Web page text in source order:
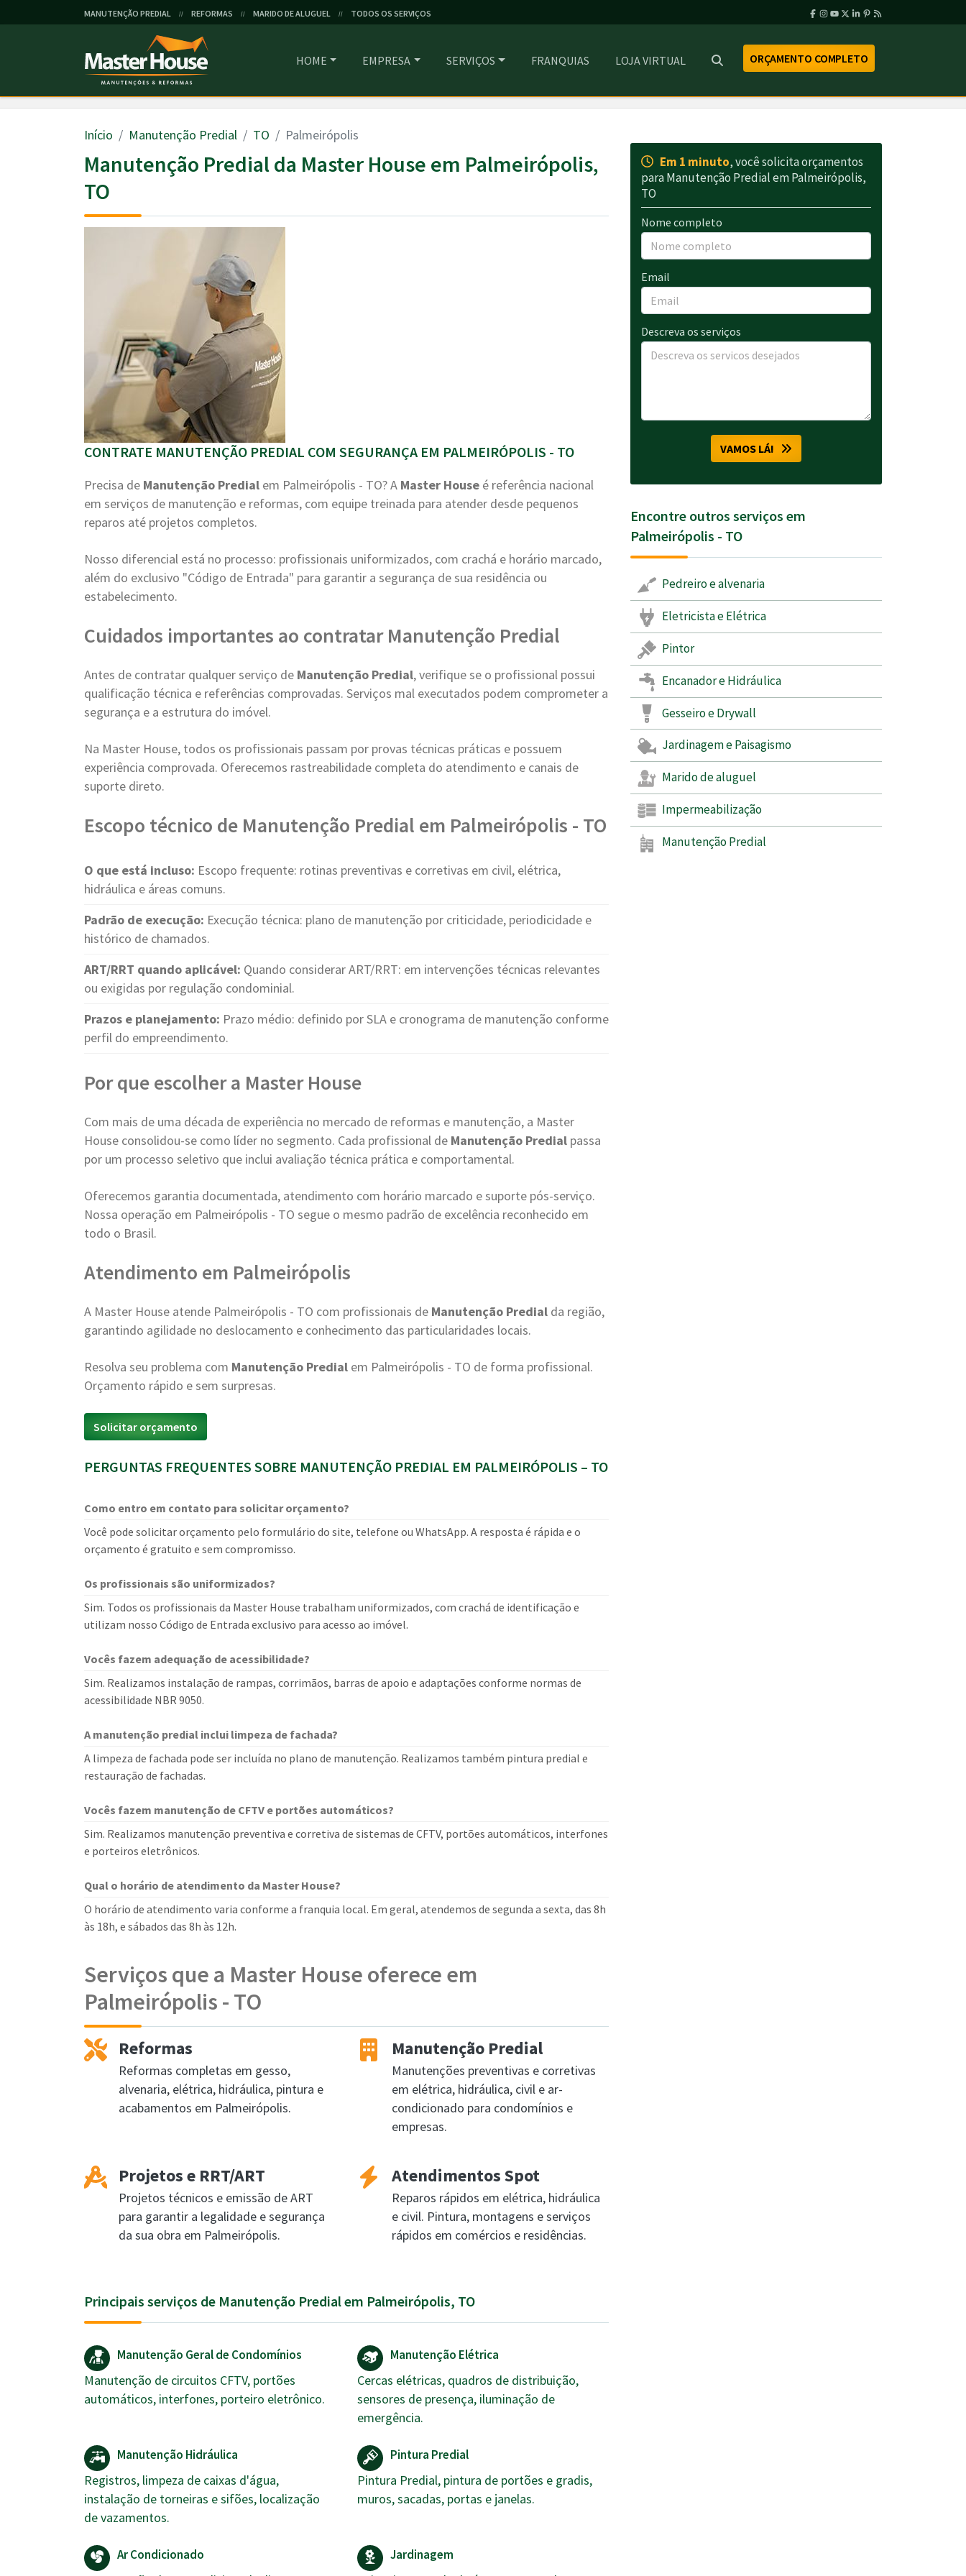
MANUTENÇÃO PREDIAL // REFORMAS // MARIDO DE ALUGUEL // TODOS OS SERVIÇOS
HOME EMPRESA SERVIÇOS FRANQUIAS LOJA VIRTUAL ORÇAMENTO COMPLETO
Início Manutenção Predial TO Palmeirópolis
Manutenção Predial da Master House em Palmeirópolis,
TO
CONTRATE MANUTENÇÃO PREDIAL COM SEGURANÇA EM PALMEIRÓPOLIS - TO
Precisa de Manutenção Predial em Palmeirópolis - TO? A Master House é referência nacional
em serviços de manutenção e reformas, com equipe treinada para atender desde pequenos
reparos até projetos completos.
Nosso diferencial está no processo: profissionais uniformizados, com crachá e horário marcado,
além do exclusivo "Código de Entrada" para garantir a segurança de sua residência ou
estabelecimento.
Cuidados importantes ao contratar Manutenção Predial
Antes de contratar qualquer serviço de Manutenção Predial, verifique se o profissional possui
qualificação técnica e referências comprovadas. Serviços mal executados podem comprometer a
segurança e a estrutura do imóvel.
Na Master House, todos os profissionais passam por provas técnicas práticas e possuem
experiência comprovada. Oferecemos rastreabilidade completa do atendimento e canais de
suporte direto.
Escopo técnico de Manutenção Predial em Palmeirópolis - TO
O que está incluso: Escopo frequente: rotinas preventivas e corretivas em civil, elétrica,
hidráulica e áreas comuns.
Padrão de execução: Execução técnica: plano de manutenção por criticidade, periodicidade e
histórico de chamados.
ART/RRT quando aplicável: Quando considerar ART/RRT: em intervenções técnicas relevantes
ou exigidas por regulação condominial.
Prazos e planejamento: Prazo médio: definido por SLA e cronograma de manutenção conforme
perfil do empreendimento.
Por que escolher a Master House
Com mais de uma década de experiência no mercado de reformas e manutenção, a Master
House consolidou-se como líder no segmento. Cada profissional de Manutenção Predial passa
por um processo seletivo que inclui avaliação técnica prática e comportamental.
Oferecemos garantia documentada, atendimento com horário marcado e suporte pós-serviço.
Nossa operação em Palmeirópolis - TO segue o mesmo padrão de excelência reconhecido em
todo o Brasil.
Atendimento em Palmeirópolis
A Master House atende Palmeirópolis - TO com profissionais de Manutenção Predial da região,
garantindo agilidade no deslocamento e conhecimento das particularidades locais.
Resolva seu problema com Manutenção Predial em Palmeirópolis - TO de forma profissional.
Orçamento rápido e sem surpresas.
Solicitar orçamento
PERGUNTAS FREQUENTES SOBRE MANUTENÇÃO PREDIAL EM PALMEIRÓPOLIS – TO
Como entro em contato para solicitar orçamento?
Você pode solicitar orçamento pelo formulário do site, telefone ou WhatsApp. A resposta é rápida e o
orçamento é gratuito e sem compromisso.
Os profissionais são uniformizados?
Sim. Todos os profissionais da Master House trabalham uniformizados, com crachá de identificação e
utilizam nosso Código de Entrada exclusivo para acesso ao imóvel.
Vocês fazem adequação de acessibilidade?
Sim. Realizamos instalação de rampas, corrimãos, barras de apoio e adaptações conforme normas de
acessibilidade NBR 9050.
A manutenção predial inclui limpeza de fachada?
A limpeza de fachada pode ser incluída no plano de manutenção. Realizamos também pintura predial e
restauração de fachadas.
Vocês fazem manutenção de CFTV e portões automáticos?
Sim. Realizamos manutenção preventiva e corretiva de sistemas de CFTV, portões automáticos, interfones
e porteiros eletrônicos.
Qual o horário de atendimento da Master House?
O horário de atendimento varia conforme a franquia local. Em geral, atendemos de segunda a sexta, das 8h
às 18h, e sábados das 8h às 12h.
Serviços que a Master House oferece em
Palmeirópolis - TO
Reformas
Reformas completas em gesso,
alvenaria, elétrica, hidráulica, pintura e
acabamentos em Palmeirópolis.
Manutenção Predial
Manutenções preventivas e corretivas
em elétrica, hidráulica, civil e ar-
condicionado para condomínios e
empresas.
Projetos e RRT/ART
Projetos técnicos e emissão de ART
para garantir a legalidade e segurança
da sua obra em Palmeirópolis.
Atendimentos Spot
Reparos rápidos em elétrica, hidráulica
e civil. Pintura, montagens e serviços
rápidos em comércios e residências.
Principais serviços de Manutenção Predial em Palmeirópolis, TO
Manutenção Geral de Condomínios
Manutenção de circuitos CFTV, portões
automáticos, interfones, porteiro eletrônico.
Manutenção Elétrica
Cercas elétricas, quadros de distribuição,
sensores de presença, iluminação de
emergência.
Manutenção Hidráulica
Registros, limpeza de caixas d'água,
instalação de torneiras e sifões, localização
de vazamentos.
Pintura Predial
Pintura Predial, pintura de portões e gradis,
muros, sacadas, portas e janelas.
Ar Condicionado Jardinagem
Em 1 minuto, você solicita orçamentos
para Manutenção Predial em Palmeirópolis,
TO
Nome completo
Email
Descreva os serviços
VAMOS LÁ!
Encontre outros serviços em
Palmeirópolis - TO
Pedreiro e alvenaria
Eletricista e Elétrica
Pintor
Encanador e Hidráulica
Gesseiro e Drywall
Jardinagem e Paisagismo
Marido de aluguel
Impermeabilização
Manutenção Predial